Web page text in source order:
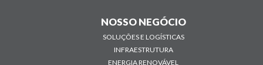
NOSSO NEGÓCIO
SOLUÇÕES E LOGÍSTICAS
INFRAESTRUTURA
ENERGIA RENOVÁVEL